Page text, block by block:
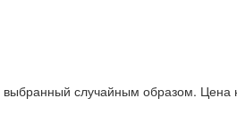
выбранный случайным образом. Цена